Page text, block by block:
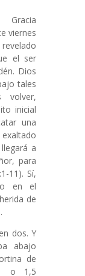
viernes
el ser
Dios
tales
volver,
inicial
una
a
para
11). Sí,
en el
de
dos. Y
abajo
de
o 1,5